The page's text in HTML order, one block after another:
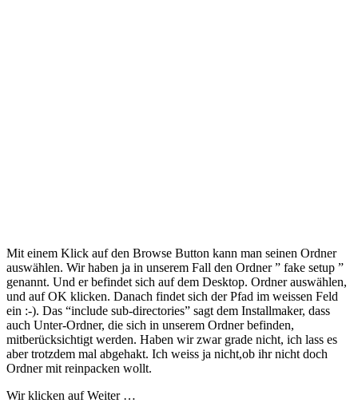
Mit einem Klick auf den Browse Button kann man seinen Ordner
auswählen. Wir haben ja in unserem Fall den Ordner ” fake setup ”
genannt. Und er befindet sich auf dem Desktop. Ordner auswählen,
und auf OK klicken. Danach findet sich der Pfad im weissen Feld
ein :-). Das “include sub-directories” sagt dem Installmaker, dass
auch Unter-Ordner, die sich in unserem Ordner befinden,
mitberücksichtigt werden. Haben wir zwar grade nicht, ich lass es
aber trotzdem mal abgehakt. Ich weiss ja nicht,ob ihr nicht doch
Ordner mit reinpacken wollt.
Wir klicken auf Weiter …